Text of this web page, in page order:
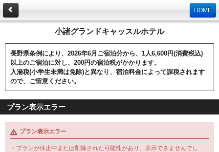
HOME
小諸グランドキャッスルホテル
長野県条例により、2026年6月ご宿泊分から、1人6,600円(消費税込)
以上のご宿泊に対し、200円の宿泊税がかかります。
入湯税(小学生未満は免除)と異なり、宿泊料金によって課税されます
ので、ご留意ください。
プラン表示エラー
プラン表示エラー
・プランが休止中または削除された可能性があり、表示できませんでし